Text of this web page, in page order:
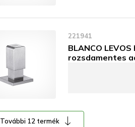
221941
BLANCO
rozsdamentes
További 12 termék